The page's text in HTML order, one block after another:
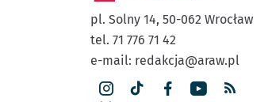
pl. Solny 14, 50-062 Wrocław
tel. 71 776 71 42
e-mail: redakcja@araw.pl